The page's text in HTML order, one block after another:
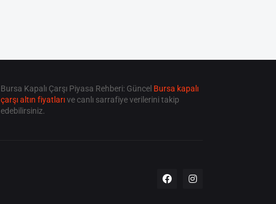
Bursa Kapalı Çarşı Piyasa Rehberi: Güncel Bursa kapalı
çarşı altın fiyatlarıve canlı sarrafiye verilerini takip
edebilirsiniz.